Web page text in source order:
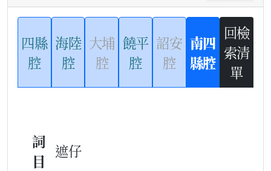
四縣
腔
海陸
腔
大埔
腔
饒平
腔
詔安
腔
南四
縣腔
回檢
索清
單
詞
目
遮仔